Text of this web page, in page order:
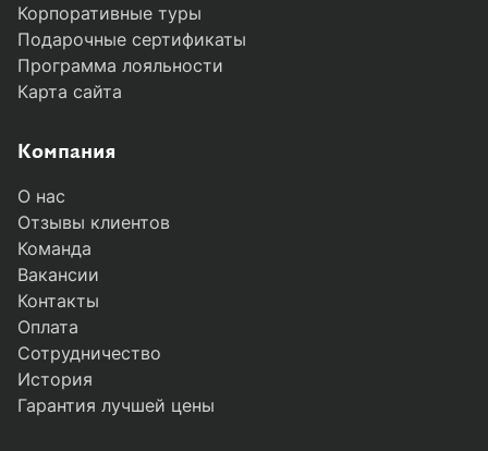
Корпоративные туры
Подарочные сертификаты
Программа лояльности
Карта сайта
Компания
О нас
Отзывы клиентов
Команда
Вакансии
Контакты
Оплата
Сотрудничество
История
Гарантия лучшей цены